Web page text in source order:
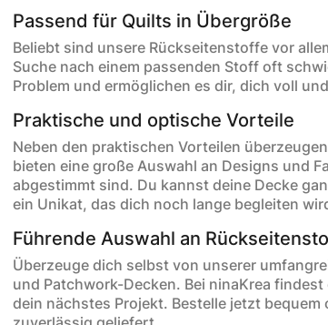
Passend für Quilts in Übergröße
Beliebt sind unsere Rückseitenstoffe vor
Suche nach einem passenden Stoff oft
Problem und ermöglichen es dir, dich voll
Praktische und optische Vorteile
Neben den praktischen Vorteilen
bieten eine große Auswahl an Designs und
abgestimmt sind. Du kannst deine Decke
ein Unikat, das dich noch lange begleiten
Führende Auswahl an
Überzeuge dich selbst von unserer
und Patchwork-Decken. Bei ninaKrea
dein nächstes Projekt. Bestelle jetzt